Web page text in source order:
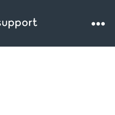
Websupport.cz